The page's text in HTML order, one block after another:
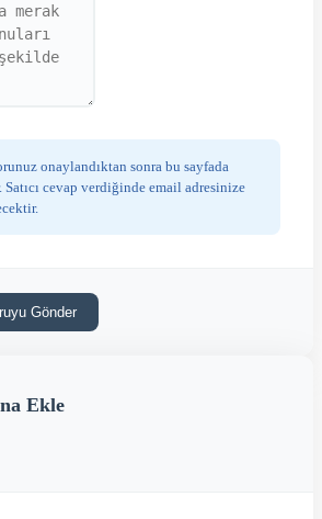
onaylandıktan sonra bu sayfada
cevap verdiğinde email adresinize
Gönder
Ekle